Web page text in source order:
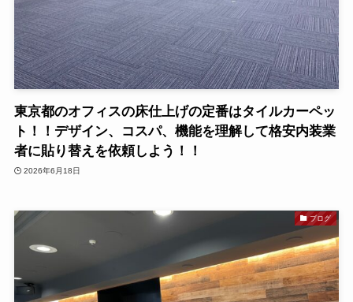
東京都のオフィスの床仕上げの定番はタイルカーペッ
ト！！デザイン、コスパ、機能を理解して格安内装業
者に貼り替えを依頼しよう！！
2026年6月18日
ブログ